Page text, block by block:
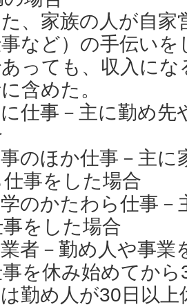
の人が自家営
など）の手伝いを
も、収入になる
含めた。
主に勤め先や
か仕事－主に家
事をした場合
たわら仕事－主
をした場合
め人や事業を
を休み始めてか
人が30日以上休